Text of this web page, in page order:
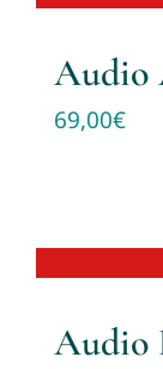
Audio
69,00€
Audio